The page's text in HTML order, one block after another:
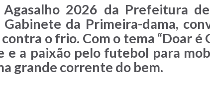
2026 da Prefeitura
da Primeira-dama,
o frio. Com o tema “Doar é
e a paixão pelo futebol para
grande corrente do bem.